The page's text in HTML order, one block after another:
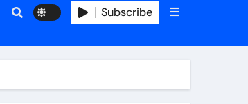
トラブル回避のリアルな裏技アドバイスも
Subscribe